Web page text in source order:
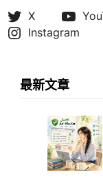
X
Instagram
最新文章